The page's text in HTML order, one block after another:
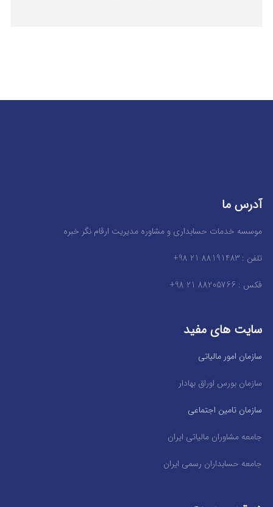
آدرس ما
موسسه خدمات حسابداری و مشاوره مدیریت ارقام نگر خبره
تلفن : 88191483 21 98+
فکس : 88205766 21 98+
سایت های مفید
سازمان امور مالیاتی
سازمان بورس اوراق بهادار
سازمان تامین اجتماعی
جامعه مشاوران مالیاتی ایران
جامعه حسابداران رسمی ایران